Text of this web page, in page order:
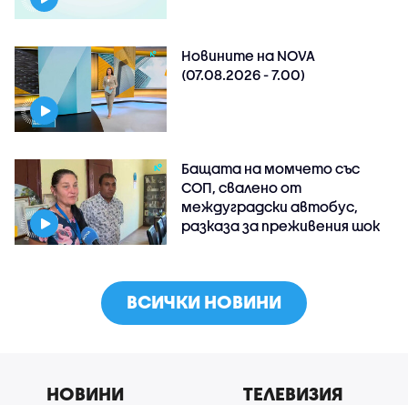
Новините на NOVA
(07.08.2026 - 7.00)
Бащата на момчето със
СОП, свалено от
междуградски автобус,
разказа за преживения шок
ВСИЧКИ НОВИНИ
НОВИНИ ТЕЛЕВИЗИЯ